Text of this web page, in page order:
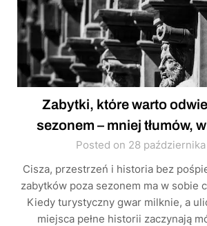
Zabytki, które warto
sezonem – mniej tłumów,
Posted on 28
Cisza, przestrzeń i historia bez
zabytków poza sezonem ma w sobie
Kiedy turystyczny gwar milknie, a
miejsca pełne historii zaczynają